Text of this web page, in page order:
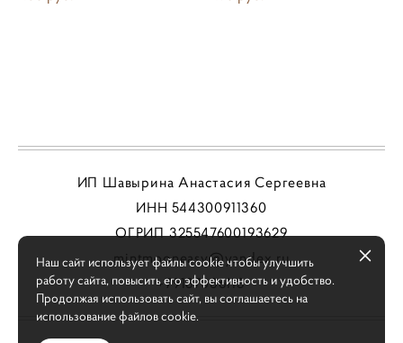
ИП Шавырина Анастасия Сергеевна
ИНН 544300911360
ОГРИП 325547600193629
mintmooneasy@yandex.ru
+79137086113
Наш сайт использует файлы cookie чтобы улучшить
работу сайта, повысить его эффективность и удобство.
Продолжая использовать сайт, вы соглашаетесь на
использование файлов cookie.